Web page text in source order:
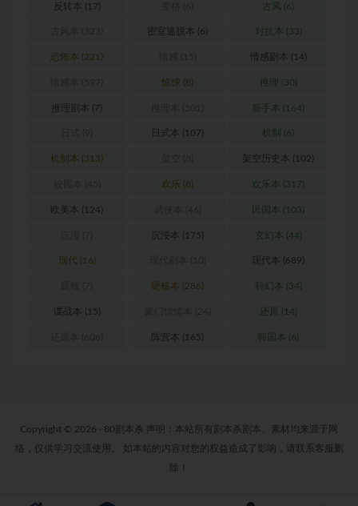
反转本 (17) 古风 (6)
密室逃脱本 (6) 对抗本 (33)
恐怖本 (221) 情感剧本 (14)
惊悚 (8) 推理 (30)
推理剧本 (7) 新手本 (164)
日式本 (107) 机制 (6)
机制本 (313) 架空历史本 (102)
欢乐 (8) 欢乐本 (317)
欧美本 (124) 民国本 (103)
沉浸本 (175) 玄幻本 (44)
现代 (16) 现代本 (689)
硬核本 (286) 科幻本 (34)
谍战本 (15) 还原 (14)
阵营本 (165) 韩国本 (6)
Copyright © 2026 · 80剧本杀 声明：本站所有剧本杀剧本、素材均来源于网
络，仅供学习交流使用。 如本站的内容对您的权益造成了影响，请联系客服删
除！